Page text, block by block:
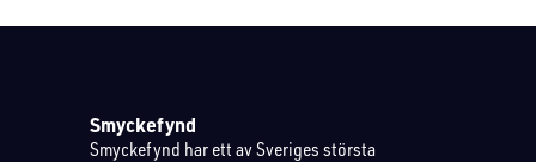
Smyckefynd
Smyckefynd har ett av Sveriges största